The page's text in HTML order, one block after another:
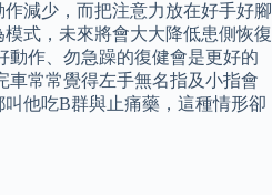
減少，而把注意力放在好手好腳
式，未來將會大大降低患側恢復
動作、勿急躁的復健會是更好的
車常常覺得左手無名指及小指會
他吃B群與止痛藥，這種情形卻